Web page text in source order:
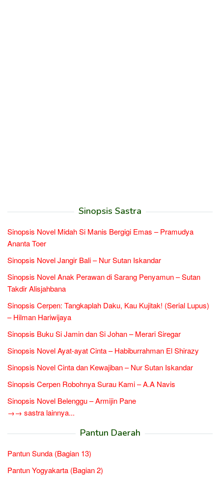
Sinopsis Sastra
Sinopsis Novel Midah Si Manis Bergigi Emas – Pramudya
Ananta Toer
Sinopsis Novel Jangir Bali – Nur Sutan Iskandar
Sinopsis Novel Anak Perawan di Sarang Penyamun – Sutan
Takdir Alisjahbana
Sinopsis Cerpen: Tangkaplah Daku, Kau Kujitak! (Serial Lupus)
– Hilman Hariwijaya
Sinopsis Buku Si Jamin dan Si Johan – Merari Siregar
Sinopsis Novel Ayat-ayat Cinta – Habiburrahman El Shirazy
Sinopsis Novel Cinta dan Kewajiban – Nur Sutan Iskandar
Sinopsis Cerpen Robohnya Surau Kami – A.A Navis
Sinopsis Novel Belenggu – Armijin Pane
→→ sastra lainnya...
Pantun Daerah
Pantun Sunda (Bagian 13)
Pantun Yogyakarta (Bagian 2)